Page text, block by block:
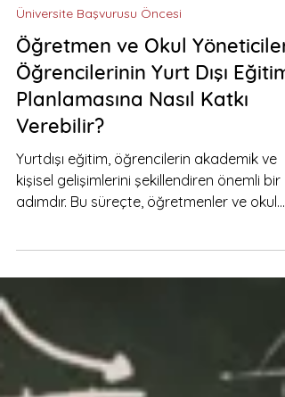
22 Kas 2023 2 dakikada okunur
Üniversite Başvurusu Öncesi
Öğretmen ve Okul Yöneticileri
Öğrencilerinin Yurt Dışı Eğitim
Verebilir?
Yurtdışı eğitim, öğrencilerin akademik ve
adımdır. Bu süreçte, öğretmenler ve okul...